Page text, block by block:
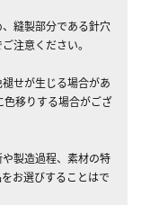
縫製部分である針穴
注意ください。
せが生じる場合があ
色移りする場合がござ
製造過程、素材の特
お選びすることはで